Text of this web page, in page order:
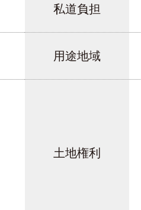
私道負担
用途地域
土地権利